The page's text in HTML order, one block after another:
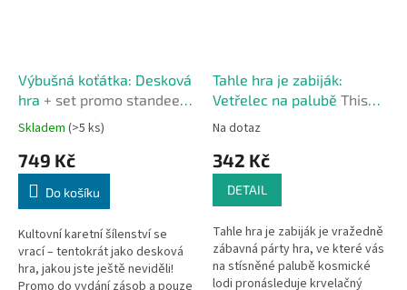
Výbušná koťátka: Desková
hra + set promo standees
do vydání zásob
Skladem (>5 ks)
749 Kč
Do košíku
Kultovní karetní šílenství se
vrací – tentokrát jako desková
hra, jakou jste ještě neviděli!
Promo do vydání zásob a pouze
Tahle hra je zabiják:
Vetřelec na palubě This
Game Is KILLER CZ
Na dotaz
342 Kč
DETAIL
Tahle hra je zabiják je vražedně
zábavná párty hra, ve které vás
na stísněné palubě kosmické
lodi pronásleduje krvelačný